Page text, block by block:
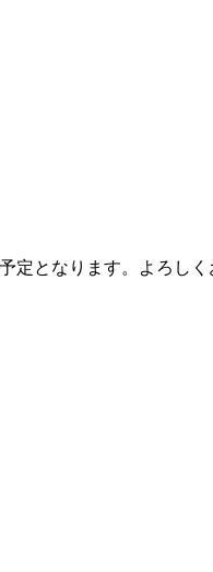
定となります。よろしく